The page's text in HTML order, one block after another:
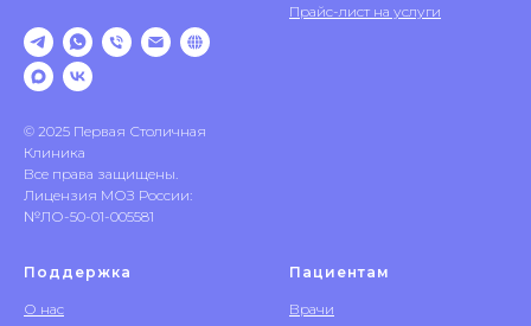
© 2025 Первая Столичная
Клиника
Все права защищены.
Лицензия МОЗ России:
№ЛО-50-01-005581
Прайс-лист на услуги
Поддержка
О нас
Пациентам
Врачи